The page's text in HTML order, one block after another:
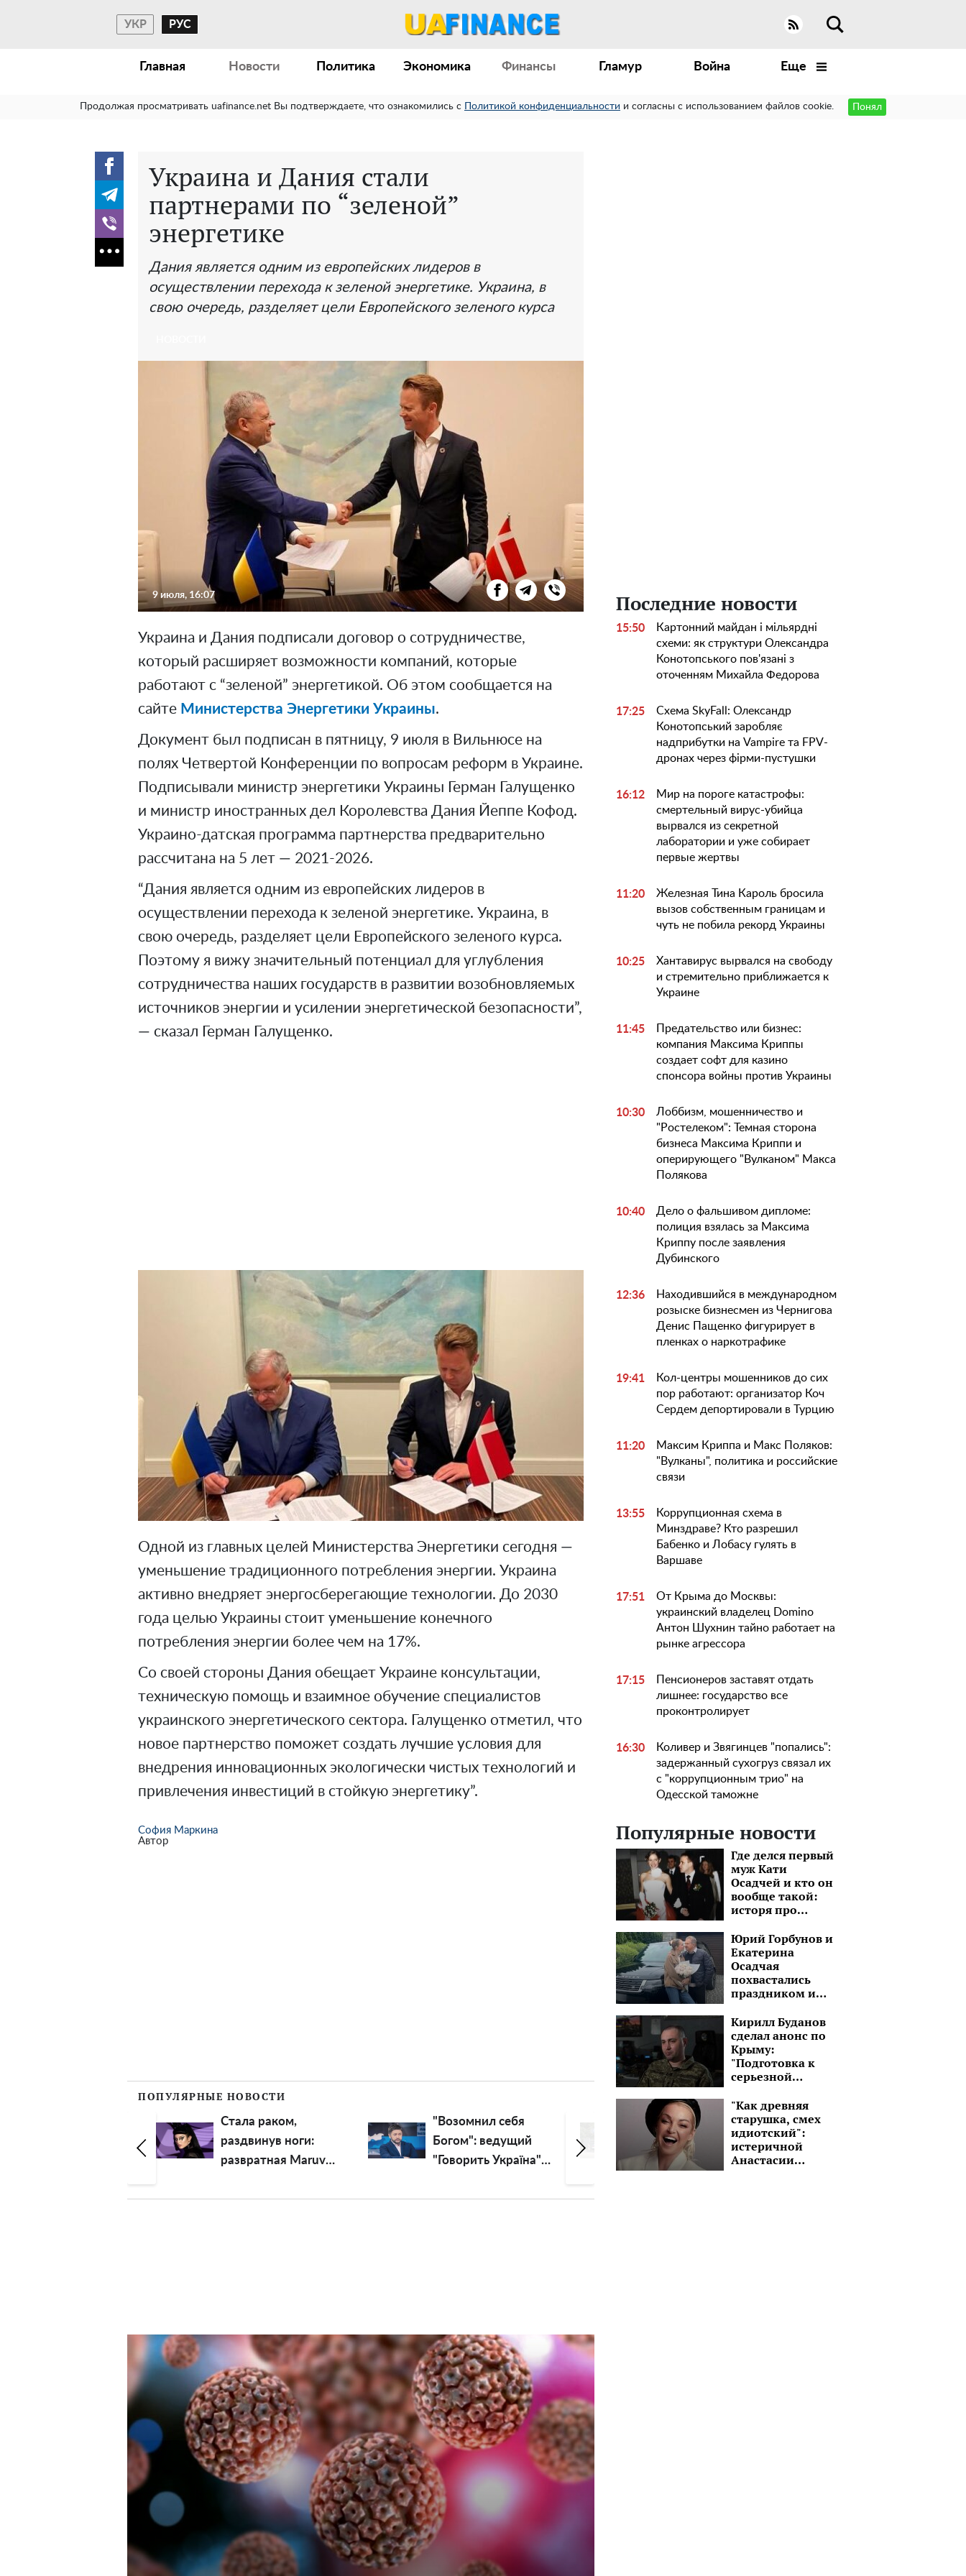
УКР РУС
Главная Новости Политика Экономика Финансы Гламур Война Еще
Продолжая просматривать uafinance.net Вы подтверждаете, что ознакомились с Политикой конфиденциальности и согласны с использованием файлов cookie. Понял
Украина и Дания стали
партнерами по “зеленой”
энергетике
Дания является одним из европейских лидеров в
осуществлении перехода к зеленой энергетике. Украина, в
свою очередь, разделяет цели Европейского зеленого курса
9 июля, 16:07
Украина и Дания подписали договор о сотрудничестве,
который расширяет возможности компаний, которые
работают с “зеленой” энергетикой. Об этом сообщается на
сайте Министерства Энергетики Украины.
Документ был подписан в пятницу, 9 июля в Вильнюсе на
полях Четвертой Конференции по вопросам реформ в Украине.
Подписывали министр энергетики Украины Герман Галущенко
и министр иностранных дел Королевства Дания Йеппе Кофод.
Украино-датская программа партнерства предварительно
рассчитана на 5 лет — 2021-2026.
“Дания является одним из европейских лидеров в
осуществлении перехода к зеленой энергетике. Украина, в
свою очередь, разделяет цели Европейского зеленого курса.
Поэтому я вижу значительный потенциал для углубления
сотрудничества наших государств в развитии возобновляемых
источников энергии и усилении энергетической безопасности”,
— сказал Герман Галущенко.
Одной из главных целей Министерства Энергетики сегодня —
уменьшение традиционного потребления энергии. Украина
активно внедряет энергосберегающие технологии. До 2030
года целью Украины стоит уменьшение конечного
потребления энергии более чем на 17%.
Со своей стороны Дания обещает Украине консультации,
техническую помощь и взаимное обучение специалистов
украинского энергетического сектора. Галущенко отметил, что
новое партнерство поможет создать лучшие условия для
внедрения инновационных экологически чистых технологий и
привлечения инвестиций в стойкую энергетику”.
София Маркина
Автор
ПОПУЛЯРНЫЕ НОВОСТИ
Стала раком,
раздвинув ноги:
развратная Maruv
глупых и
"Возомнил себя
Богом": ведущий
"Говорить Україна"
превратился в
Пырнул ножом жену,
зарезал сына и
выпрыгнул из окна: в
Последние новости
15:50
Картонний майдан і мільярдні
схеми: як структури Олександра
Конотопського пов'язані з
оточенням Михайла Федорова
17:25
Схема SkyFall: Олександр
Конотопський заробляє
надприбутки на Vampire та FPV-
дронах через фірми-пустушки
16:12
Мир на пороге катастрофы:
смертельный вирус-убийца
вырвался из секретной
лаборатории и уже собирает
первые жертвы
11:20
Железная Тина Кароль бросила
вызов собственным границам и
чуть не побила рекорд Украины
10:25
Хантавирус вырвался на свободу
и стремительно приближается к
Украине
11:45
Предательство или бизнес:
компания Максима Криппы
создает софт для казино
спонсора войны против Украины
10:30
Лоббизм, мошенничество и
"Ростелеком": Темная сторона
бизнеса Максима Криппи и
оперирующего "Вулканом" Макса
Полякова
10:40
Дело о фальшивом дипломе:
полиция взялась за Максима
Криппу после заявления
Дубинского
12:36
Находившийся в международном
розыске бизнесмен из Чернигова
Денис Пащенко фигурирует в
пленках о наркотрафике
19:41
Кол-центры мошенников до сих
пор работают: организатор Коч
Сердем депортировали в Турцию
11:20
Максим Криппа и Макс Поляков:
"Вулканы", политика и российские
связи
13:55
Коррупционная схема в
Минздраве? Кто разрешил
Бабенко и Лобасу гулять в
Варшаве
17:51
От Крыма до Москвы:
украинский владелец Domino
Антон Шухнин тайно работает на
рынке агрессора
17:15
Пенсионеров заставят отдать
лишнее: государство все
проконтролирует
16:30
Коливер и Звягинцев "попались":
задержанный сухогруз связал их
с "коррупционным трио" на
Одесской таможне
Популярные новости
Где делся первый
муж Кати
Осадчей и кто он
вообще такой:
исторя про
который на 15 лет
старше
Юрий Горбунов и
Екатерина
Осадчая
похвастались
праздником и
черным авто:
"Завтра снова в
путь!"
Кирилл Буданов
сделал анонс по
Крыму:
"Подготовка к
серьезной
"Как древняя
старушка, смех
идиотский":
истеричной
Анастасии